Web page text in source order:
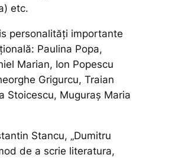
etc.
personalități importante
Paulina Popa,
Marian, Ion Popescu
Grigurcu, Traian
Stoicescu, Muguraș Maria
Stancu, „Dumitru
de a scrie literatura,